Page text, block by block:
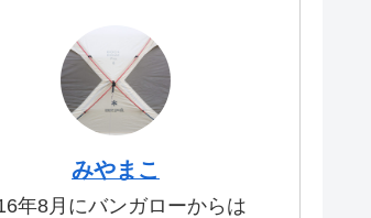
みやまこ
年8月にバンガローからは